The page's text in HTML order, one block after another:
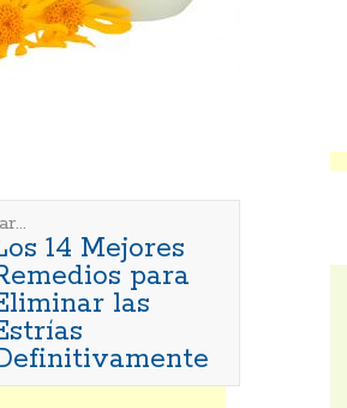
14 Mejores
para
las